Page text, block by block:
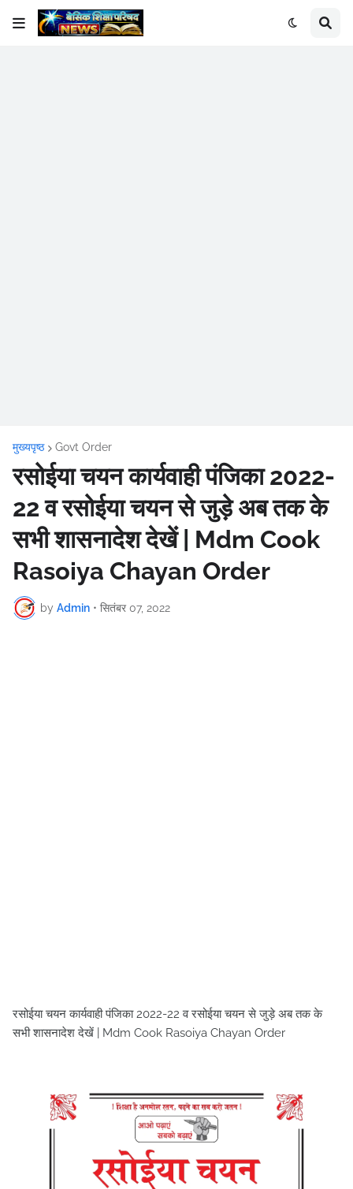
मुख्यपृष्ठ Govt Order
रसोईया चयन कार्यवाही पंजिका 2022-
22 व रसोईया चयन से जुड़े अब तक के
सभी शासनादेश देखें | Mdm Cook
Rasoiya Chayan Order
by Admin • सितंबर 07, 2022
रसोईया चयन कार्यवाही पंजिका 2022-22 व रसोईया चयन से जुड़े अब तक के
सभी शासनादेश देखें | Mdm Cook Rasoiya Chayan Order